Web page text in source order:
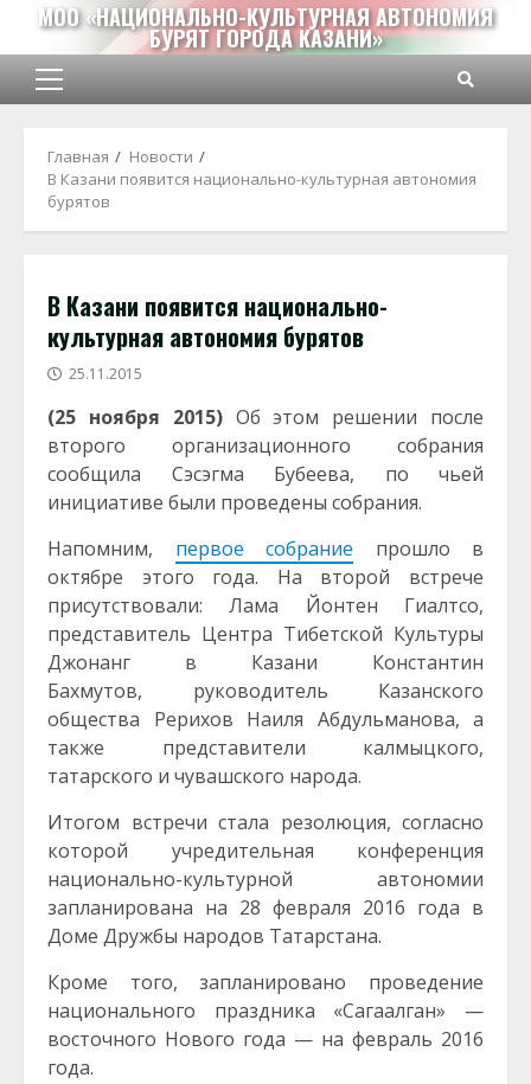
Перейти
содержимому
МОО «НАЦИОНАЛЬНО-КУЛЬТУРНАЯ АВТОНОМИЯ
БУРЯТ ГОРОДА КАЗАНИ»
Основное
Главная
Новости
В Казани появится национально-культурная автономия
бурятов
В Казани появится национально-
культурная автономия бурятов
25.11.2015
(25 ноября 2015)Об этом решении после
второго организационного собрания
сообщила Сэсэгма Бубеева, по чьей
инициативе были проведены собрания.
Напомним, первое собрание прошло в
октябре этого года. На второй встрече
присутствовали: Лама Йонтен Гиалтсо,
представитель Центра Тибетской Культуры
Джонанг в Казани Константин
Бахмутов, руководитель Казанского
общества Рерихов Наиля Абдульманова, а
также представители калмыцкого,
татарского и чувашского народа.
Итогом встречи стала резолюция, согласно
которой учредительная конференция
национально-культурной автономии
запланирована на 28 февраля 2016 года в
Доме Дружбы народов Татарстана.
Кроме того, запланировано проведение
национального праздника «Сагаалган» —
восточного Нового года — на февраль 2016
года.